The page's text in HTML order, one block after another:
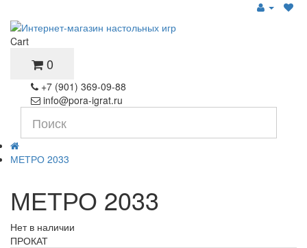
Cart
0
+7 (901) 369-09-88
info@pora-igrat.ru
МЕТРО 2033
МЕТРО 2033
Нет в наличии
ПРОКАТ